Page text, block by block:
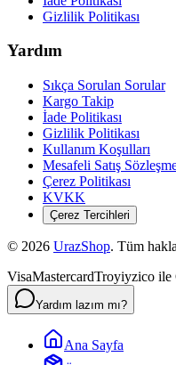
Gizlilik Politikası
Yardım
Sıkça Sorulan Sorular
Kargo Takip
İade Politikası
Gizlilik Politikası
Kullanım Koşulları
Mesafeli Satış
Çerez Politikası
KVKK
Çerez Tercihleri
© 2026 UrazShop. Tüm
VisaMastercardTroyiyzico ile
Yardım lazım mı?
Ana Sayfa